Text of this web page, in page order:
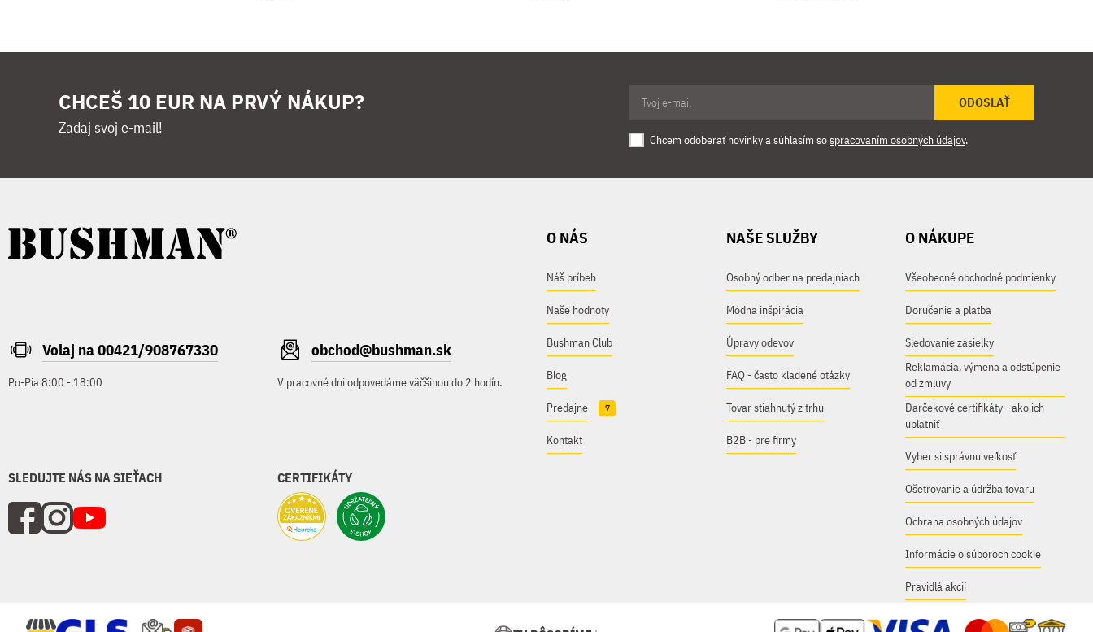
CHCEŠ 10 EUR NA PRVÝ NÁKUP?
Zadaj svoj e-mail!
ODOSLAŤ
Chcem odoberať novinky a súhlasím sospracovaním osobných údajov.
Volaj na 00421/908767330
Po-Pia 8:00 - 18:00
obchod@bushman.sk
V pracovné dni odpovedáme väčšinou do 2 hodín.
SLEDUJTE NÁS NA SIEŤACH CERTIFIKÁTY
O NÁS
Náš príbeh
Naše hodnoty
Bushman Club
Blog
Predajne 7
Kontakt
NAŠE SLUŽBY
Osobný odber na predajniach
Módna inšpirácia
Úpravy odevov
FAQ - často kladené otázky
Tovar stiahnutý z trhu
B2B - pre firmy
O NÁKUPE
Všeobecné obchodné podmienky
Doručenie a platba
Sledovanie zásielky
Reklamácia, výmena a odstúpenie
od zmluvy
Darčekové certifikáty - ako ich
uplatniť
Vyber si správnu veľkosť
Ošetrovanie a údržba tovaru
Ochrana osobných údajov
Informácie o súboroch cookie
Pravidlá akcií